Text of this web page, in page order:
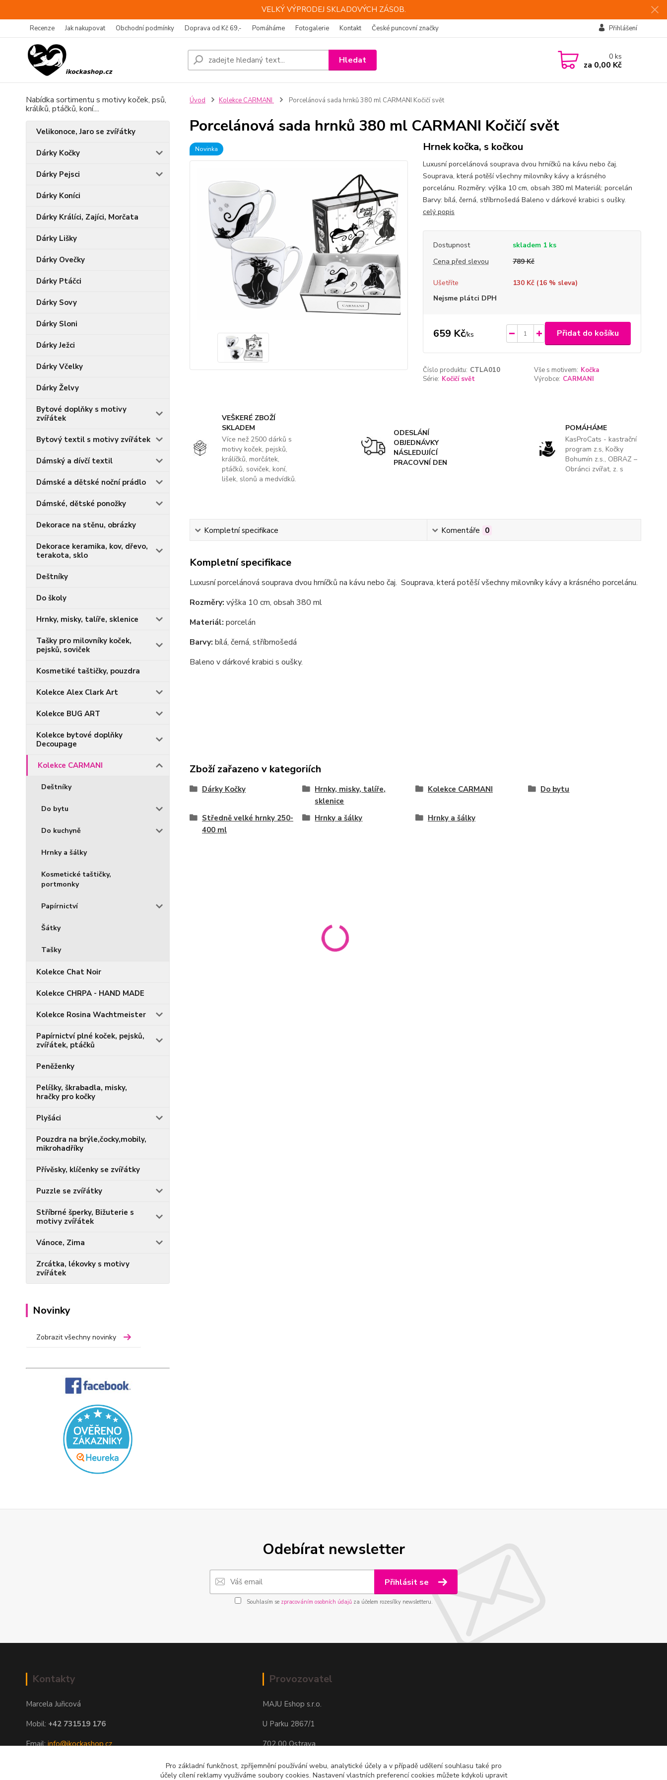
VELKÝ VÝPRODEJ SKLADOVÝCH ZÁSOB.
Recenze Jak nakupovat Obchodní podmínky Doprava od Kč 69,- Pomáháme Fotogalerie Kontakt České puncovní značky Přihlášení
Hledat 0ks
za 0,00 Kč
Nabídka sortimentu s motivy koček, psů,
králíků, ptáčků, koní....
Velikonoce, Jaro se zvířátky
Dárky Kočky
Dárky Pejsci
Dárky Koníci
Dárky Králíci, Zajíci, Morčata
Dárky Lišky
Dárky Ovečky
Dárky Ptáčci
Dárky Sovy
Dárky Sloni
Dárky Ježci
Dárky Včelky
Dárky Želvy
Bytové doplňky s motivy
zvířátek
Bytový textil s motivy zvířátek
Dámský a dívčí textil
Dámské a dětské noční prádlo
Dámské, dětské ponožky
Dekorace na stěnu, obrázky
Dekorace keramika, kov, dřevo,
terakota, sklo
Deštníky
Do školy
Hrnky, misky, talíře, sklenice
Tašky pro milovníky koček,
pejsků, soviček
Kosmetiké taštičky, pouzdra
Kolekce Alex Clark Art
Kolekce BUG ART
Kolekce bytové doplňky
Decoupage
Kolekce CARMANI
Deštníky
Do bytu
Do kuchyně
Hrnky a šálky
Kosmetické taštičky,
portmonky
Papírnictví
Šátky
Tašky
Kolekce Chat Noir
Kolekce CHRPA - HAND MADE
Kolekce Rosina Wachtmeister
Papírnictví plné koček, pejsků,
zvířátek, ptáčků
Peněženky
Pelíšky, škrabadla, misky,
hračky pro kočky
Plyšáci
Pouzdra na brýle,čocky,mobily,
mikrohadříky
Přívěsky, klíčenky se zvířátky
Puzzle se zvířátky
Stříbrné šperky, Bižuterie s
motivy zvířátek
Vánoce, Zima
Zrcátka, lékovky s motivy
zvířátek
Novinky
Zobrazit všechny novinky
Úvod Kolekce CARMANI Porcelánová sada hrnků 380 ml CARMANI Kočičí svět
Porcelánová sada hrnků 380 ml CARMANI Kočičí svět
Novinka Hrnek kočka, s kočkou
Luxusní porcelánová souprava dvou hrníčků na kávu nebo čaj.
Souprava, která potěší všechny milovníky kávy a krásného
porcelánu. Rozměry: výška 10 cm, obsah 380 ml Materiál: porcelán
Barvy: bílá, černá, stříbrnošedá Baleno v dárkové krabici s oušky.
celý popis
Dostupnost
skladem 1 ks
Cena před slevou
789 Kč
Ušetříte 130 Kč (16% sleva)
Nejsme plátci DPH
659 Kč/ks Přidat do košíku
Číslo produktu: CTLA010 Vše s motivem: Kočka
Série: Kočičí svět Výrobce: CARMANI
VEŠKERÉ ZBOŽÍ
SKLADEM
Více než 2500 dárků s
motivy koček, pejsků,
králíčků, morčátek,
ptáčků, soviček, koní,
lišek, slonů a medvídků.
ODESLÁNÍ
OBJEDNÁVKY
NÁSLEDUJÍCÍ
PRACOVNÍ DEN
POMÁHÁME
KasProCats - kastrační
program z.s, Kočky
Bohumín z.s., OBRAZ –
Obránci zvířat, z. s
Kompletní specifikace Komentáře 0
Kompletní specifikace
Luxusní porcelánová souprava dvou hrníčků na kávu nebo čaj. Souprava, která potěší všechny milovníky kávy a krásného porcelánu.
Rozměry: výška 10 cm, obsah 380 ml
Materiál: porcelán
Barvy: bílá, černá, stříbrnošedá
Baleno v dárkové krabici s oušky.
Zboží zařazeno v kategoriích
Dárky Kočky
Hrnky, misky, talíře,
sklenice
Kolekce CARMANI Do bytu
Středně velké hrnky 250-
400 ml
Hrnky a šálky Hrnky a šálky
Odebírat newsletter
Přihlásit se
Souhlasím se zpracováním osobních údajůza účelem rozesílky newsletteru.
Kontakty
Marcela Juřicová
Mobil: +42 731519 176
Email:info@ikockashop.cz
Provozovatel
MAJU Eshop s.r.o.
U Parku 2867/1
702 00 Ostrava
IČ: 09674799
Pro základní funkčnost, zpříjemnění používání webu, analytické účely a v případě udělení souhlasu také pro
účely cílení reklamy využíváme soubory cookies. Nastavení vlastních preferencí cookies můžete kdykoli upravit